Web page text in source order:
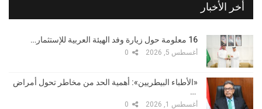
أخر الأخبار
16 معلومة حول زيارة وفد الهيئة العربية للإستثمار…
أغسطس 5, 2026
«الأطباء البيطريين»: أهمية الحد من مخاطر تحول أمراض
…
أغسطس 1, 2026